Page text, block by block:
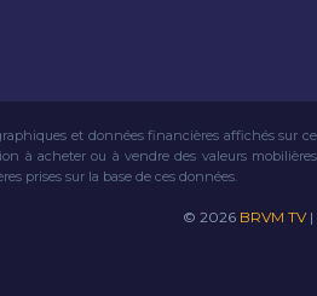
et données financières affichés
à acheter ou à vendre des valeurs
prises sur la base de ces données.
© 2026 BRVM TV|